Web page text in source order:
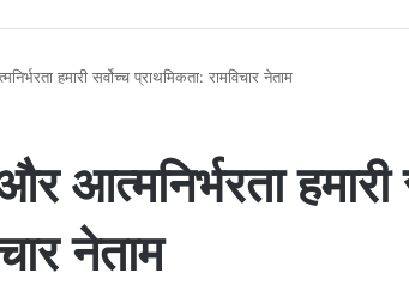
हमारी सर्वोच्च प्राथमिकता: रामविचार नेताम
आत्मनिर्भरता हमारी
नेताम